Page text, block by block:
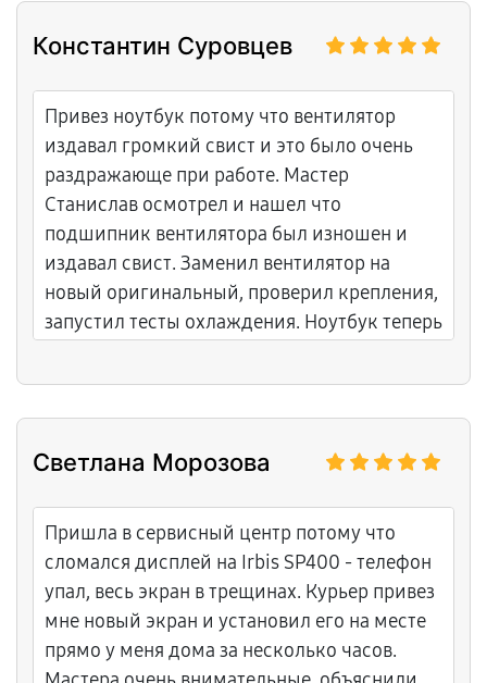
Константин Суровцев
Привез ноутбук потому что вентилятор
издавал громкий свист и это было очень
раздражающе при работе. Мастер
Станислав осмотрел и нашел что
подшипник вентилятора был изношен и
издавал свист. Заменил вентилятор на
новый оригинальный, проверил крепления,
запустил тесты охлаждения. Ноутбук теперь
Станиславу за то что решил проблему с
Светлана Морозова
Пришла в сервисный центр потому что
сломался дисплей на Irbis SP400 - телефон
упал, весь экран в трещинах. Курьер привез
мне новый экран и установил его на месте
прямо у меня дома за несколько часов.